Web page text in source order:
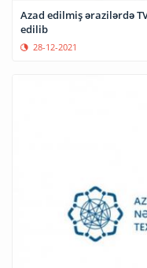
Azad edilmiş ərazilərdə
edilib
28-12-2021